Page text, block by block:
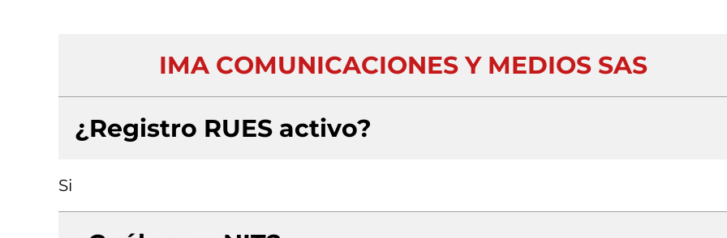
IMA COMUNICACIONES Y MEDIOS SAS
¿Registro RUES activo?
Si